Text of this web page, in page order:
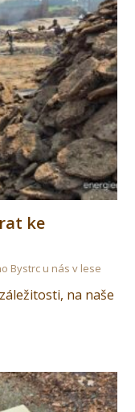
ke
Bystrc u nás v lese
na naše